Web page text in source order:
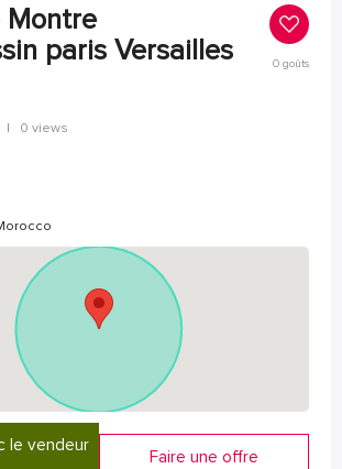
Montre
paris Versailles
0goûts
| 0 views
le vendeur
Faire une offre